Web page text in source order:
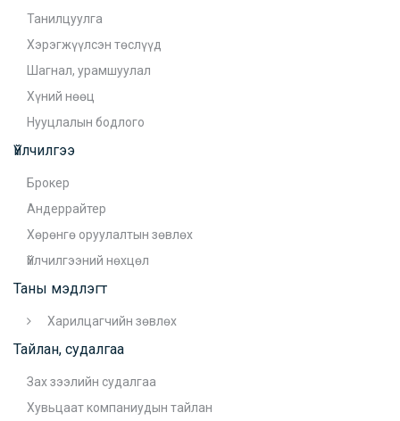
Танилцуулга
Хэрэгжүүлсэн төслүүд
Шагнал, урамшуулал
Хүний нөөц
Нууцлалын бодлого
Үйлчилгээ
Брокер
Андеррайтер
Хөрөнгө оруулалтын зөвлөх
Үйлчилгээний нөхцөл
Таны мэдлэгт
Харилцагчийн зөвлөх
Тайлан, судалгаа
Зах зээлийн судалгаа
Хувьцаат компаниудын тайлан